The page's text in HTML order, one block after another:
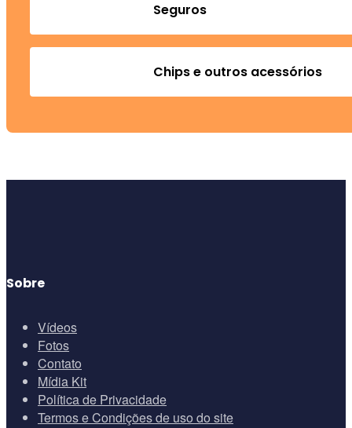
Seguros
Chips e outros acessórios
Sobre
Vídeos
Fotos
Contato
Mídia Kit
Política de Privacidade
Termos e Condições de uso do site